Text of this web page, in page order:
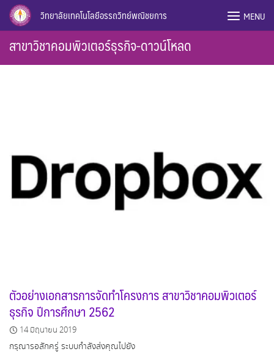
Skip
วิทยาลัยเทคโนโลยีอรรถวิทย์พณิชยการ MENU
สาขาวิชาคอมพิวเตอร์ธุรกิจ-ดาวน์โหลด
ตัวอย่างเอกสารการจัดทำโครงการ สาขาวิชาคอมพิวเตอร์
ธุรกิจ ปีการศึกษา 2562
14 มิถุนายน 2019
กรุณารอสักครู่ ระบบกำลังส่งคุณไปยัง